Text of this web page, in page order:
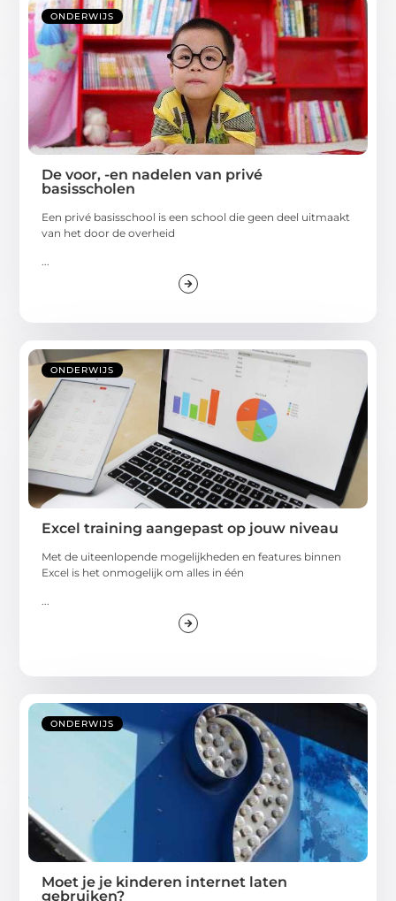
ONDERWIJS
De voor, -en nadelen van privé
basisscholen
Een privé basisschool is een school die geen deel uitmaakt
van het door de overheid
...
ONDERWIJS
Excel training aangepast op jouw niveau
Met de uiteenlopende mogelijkheden en features binnen
Excel is het onmogelijk om alles in één
...
ONDERWIJS
Moet je je kinderen internet laten
gebruiken?